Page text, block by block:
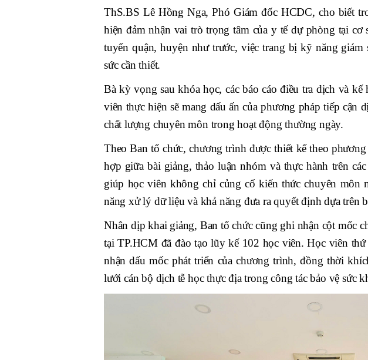
ThS.BS Lê Hồng Nga, Phó Giám đốc HCDC, cho biết
hiện đảm nhận vai trò trọng tâm của y tế dự phòng tại
tuyến quận, huyện như trước, việc trang bị kỹ năng
sức cần thiết.
Bà kỳ vọng sau khóa học, các báo cáo điều tra dịch và
viên thực hiện sẽ mang dấu ấn của phương pháp tiếp cận
chất lượng chuyên môn trong hoạt động thường ngày.
Theo Ban tổ chức, chương trình được thiết kế theo
hợp giữa bài giảng, thảo luận nhóm và thực hành trên
giúp học viên không chỉ củng cố kiến thức chuyên môn
năng xử lý dữ liệu và khả năng đưa ra quyết định dựa trên
Nhân dịp khai giảng, Ban tổ chức cũng ghi nhận cột mốc
tại TP.HCM đã đào tạo lũy kế 102 học viên. Học viên
nhận dấu mốc phát triển của chương trình, đồng thời
lưới cán bộ dịch tễ học thực địa trong công tác bảo vệ sức